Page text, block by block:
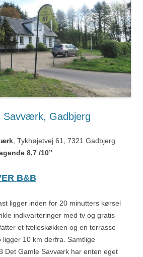
Savværk, Gadbjerg
, Tykhøjetvej 61, 7321 Gadbjerg
8,7 /10”
B&B
ligger inden for 20 minutters kørsel
indkvarteringer med tv og gratis
et fælleskøkken og en terrasse
ligger 10 km derfra. Samtlige
Det Gamle Savværk har enten eget